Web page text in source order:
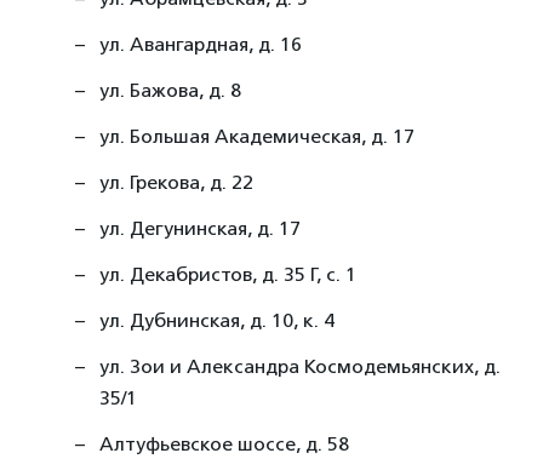
ул. Авангардная, д. 16
ул. Бажова, д. 8
ул. Большая Академическая, д. 17
ул. Грекова, д. 22
ул. Дегунинская, д. 17
ул. Декабристов, д. 35 Г, с. 1
ул. Дубнинская, д. 10, к. 4
ул. Зои и Александра Космодемьянских, д.
35/1
Алтуфьевское шоссе, д. 58